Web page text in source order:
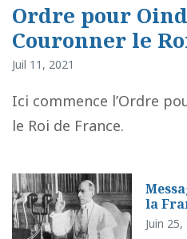
Ordre pour
Couronner le
Juil 11, 2021
Ici commence l’Ordre
le Roi de France.
la
Juin 25,